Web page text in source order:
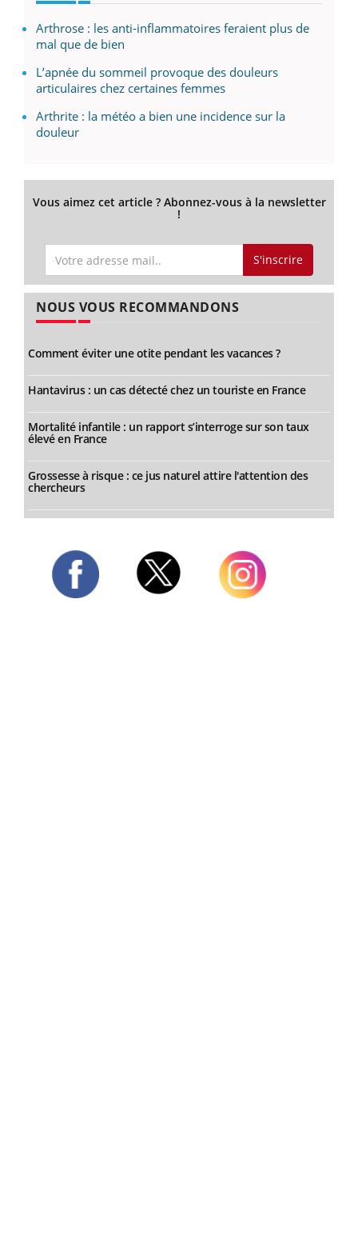
Arthrose : les anti-inflammatoires feraient plus de
mal que de bien
L’apnée du sommeil provoque des douleurs
articulaires chez certaines femmes
Arthrite : la météo a bien une incidence sur la
douleur
Vous aimez cet article ? Abonnez-vous à la newsletter
!
S'inscrire
NOUS VOUS RECOMMANDONS
Comment éviter une otite pendant les vacances ?
Hantavirus : un cas détecté chez un touriste en France
Mortalité infantile : un rapport s’interroge sur son taux
élevé en France
Grossesse à risque : ce jus naturel attire l'attention des
chercheurs